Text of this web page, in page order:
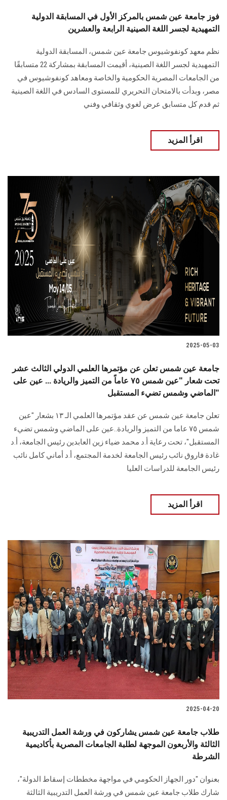
فوز جامعة عين شمس بالمركز الأول في المسابقة الدولية
التمهيدية لجسر اللغة الصينية الرابعة والعشرين
نظم معهد كونفوشيوس جامعة عين شمس، المسابقة الدولية
التمهيدية لجسر اللغة الصينية، أقيمت المسابقة بمشاركة 22 متسابقًا
من الجامعات المصرية الحكومية والخاصة ومعاهد كونفوشيوس في
مصر، وبدأت بالامتحان التحريري للمستوى السادس في اللغة الصينية
ثم قدم كل متسابق عرض لغوي وثقافي وفني
اقرأ المزيد
2025-05-03
جامعة عين شمس تعلن عن مؤتمرها العلمي الدولي الثالث عشر
تحت شعار "عين شمس ٧٥ عاماً من التميز والريادة ... عين على
الماضي وشمس تضيء المستقبل"
تعلن جامعة عين شمس عن عقد مؤتمرها العلمي الـ ١٣ بشعار "عين
شمس ٧٥ عاما من التميز والريادة..عين على الماضي وشمس تضيء
المستقبل"، تحت رعاية أ.د محمد ضياء زين العابدين رئيس الجامعة، أ.د
غادة فاروق نائب رئيس الجامعة لخدمة المجتمع، أ.د أماني كامل نائب
رئيس الجامعة للدراسات العليا
اقرأ المزيد
2025-04-20
طلاب جامعة عين شمس يشاركون في ورشة العمل التدريبية
الثالثة والأربعون الموجهة لطلبة الجامعات المصرية بأكاديمية
الشرطة
بعنوان "دور الجهاز الحكومي في مواجهة مخططات إسقاط الدولة"،
شارك طلاب جامعة عين شمس في ورشة العمل التدريبية الثالثة